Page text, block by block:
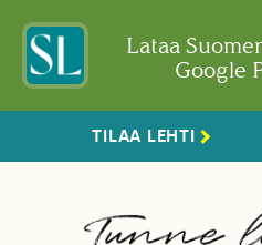
Lataa
Google
TILAA LEHTI